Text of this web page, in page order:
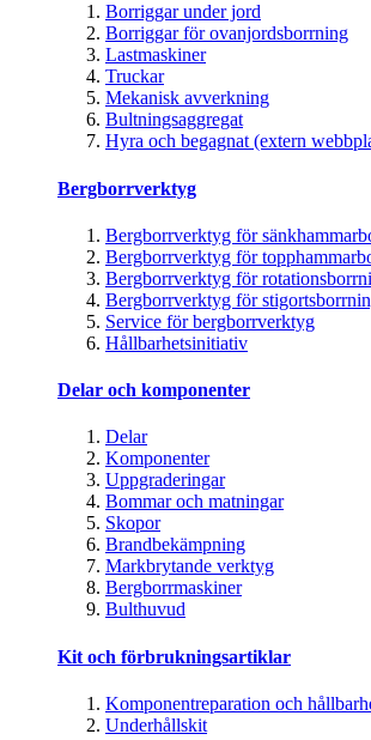
Borriggar under jord
Borriggar för ovanjordsborrning
Lastmaskiner
Truckar
Mekanisk avverkning
Bultningsaggregat
Hyra och begagnat (extern
Bergborrverktyg
Bergborrverktyg för
Bergborrverktyg för
Bergborrverktyg för
Bergborrverktyg för
Service för bergborrverktyg
Hållbarhetsinitiativ
Delar och komponenter
Delar
Komponenter
Uppgraderingar
Bommar och matningar
Skopor
Brandbekämpning
Markbrytande verktyg
Bergborrmaskiner
Bulthuvud
Kit och förbrukningsartiklar
Komponentreparation och
Underhållskit